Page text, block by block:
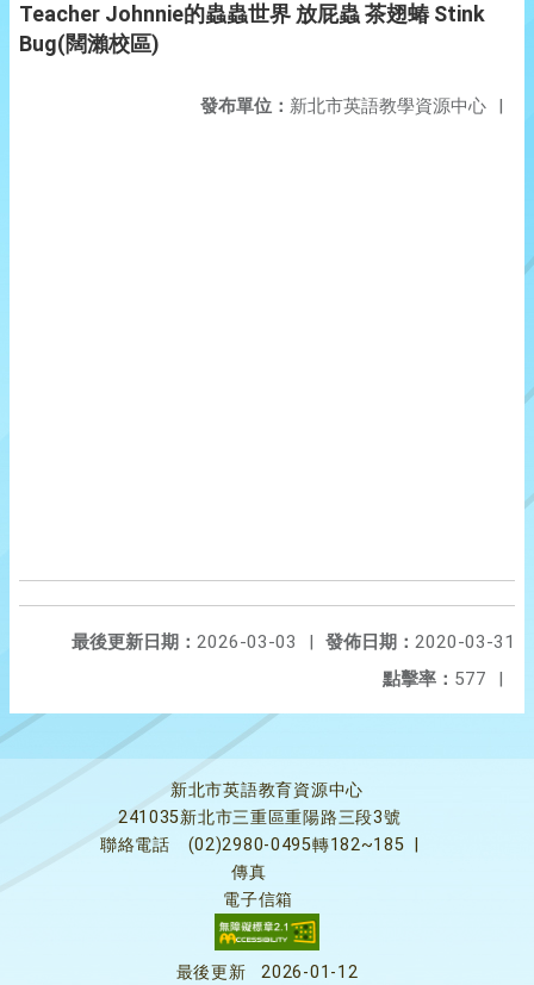
Teacher Johnnie的蟲蟲世界 放屁蟲 茶翅蝽 Stink
Bug(闊瀨校區)
發布單位： 新北市英語教學資源中心 |
發佈日期： 2020-03-31
最後更新日期： 2026-03-03
|
點擊率： 577 |
新北市英語教育資源中心
241035新北市三重區重陽路三段3號
聯絡電話
(02)2980-0495轉182~185
傳真
電子信箱
最後更新 2026-01-12